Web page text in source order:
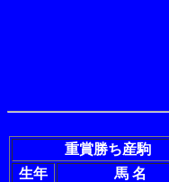
重賞勝ち産駒
生年
馬 名